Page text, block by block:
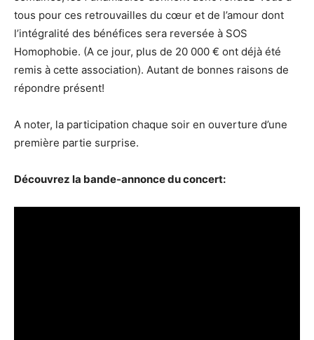
tous pour ces retrouvailles du cœur et de l’amour dont
l’intégralité des bénéfices sera reversée à SOS
Homophobie. (A ce jour, plus de 20 000 € ont déjà été
remis à cette association). Autant de bonnes raisons de
répondre présent!
A noter, la participation chaque soir en ouverture d’une
première partie surprise.
Découvrez la bande-annonce du concert: